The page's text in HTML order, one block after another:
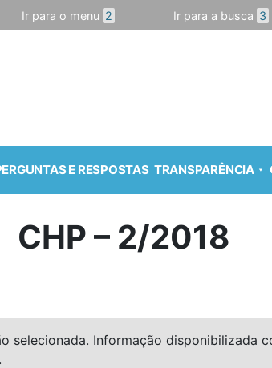
Ir para o menu 2 Ir para a busca 3
E RESPOSTAS TRANSPARÊNCIA
CHP – 2/2018
Informação disponibilizada